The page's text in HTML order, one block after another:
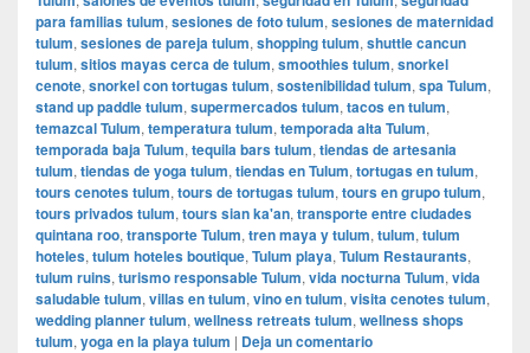
para familias tulum, sesiones de foto tulum, sesiones de maternidad
tulum, sesiones de pareja tulum, shopping tulum, shuttle cancun
tulum, sitios mayas cerca de tulum, smoothies tulum, snorkel
cenote, snorkel con tortugas tulum, sostenibilidad tulum, spa Tulum,
stand up paddle tulum, supermercados tulum, tacos en tulum,
temazcal Tulum, temperatura tulum, temporada alta Tulum,
temporada baja Tulum, tequila bars tulum, tiendas de artesania
tulum, tiendas de yoga tulum, tiendas en Tulum, tortugas en tulum,
tours cenotes tulum, tours de tortugas tulum, tours en grupo tulum,
tours privados tulum, tours sian ka'an, transporte entre ciudades
quintana roo, transporte Tulum, tren maya y tulum, tulum, tulum
hoteles, tulum hoteles boutique, Tulum playa, Tulum Restaurants,
tulum ruins, turismo responsable Tulum, vida nocturna Tulum, vida
saludable tulum, villas en tulum, vino en tulum, visita cenotes tulum,
wedding planner tulum, wellness retreats tulum, wellness shops
tulum, yoga en la playa tulum | Deja un comentario